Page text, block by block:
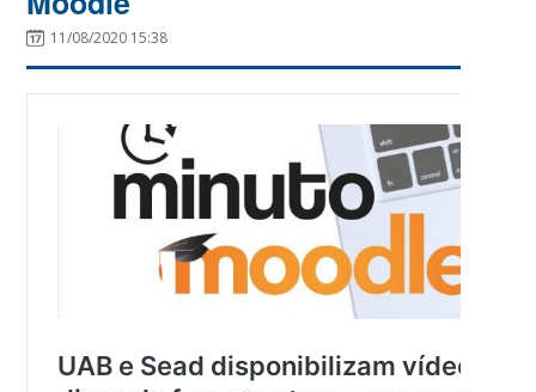
11/08/2020 15:38